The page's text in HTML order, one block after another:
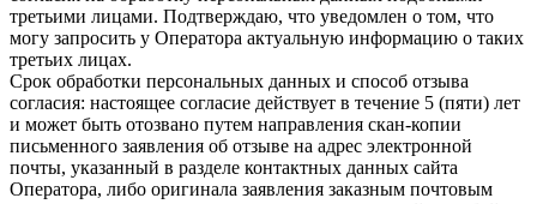
третьими лицами. Подтверждаю, что уведомлен о том, что
могу запросить у Оператора актуальную информацию о таких
третьих лицах.
Срок обработки персональных данных и способ отзыва
согласия: настоящее согласие действует в течение 5 (пяти) лет
и может быть отозвано путем направления скан-копии
письменного заявления об отзыве на адрес электронной
почты, указанный в разделе контактных данных сайта
Оператора, либо оригинала заявления заказным почтовым